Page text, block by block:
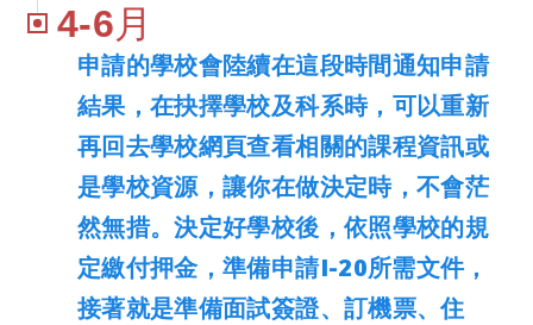
4-6月
申請的學校會陸續在這段時間通知申請
結果，在抉擇學校及科系時，可以重新
再回去學校網頁查看相關的課程資訊或
是學校資源，讓你在做決定時，不會茫
然無措。決定好學校後，依照學校的規
定繳付押金，準備申請I-20所需文件，
接著就是準備面試簽證、訂機票、住